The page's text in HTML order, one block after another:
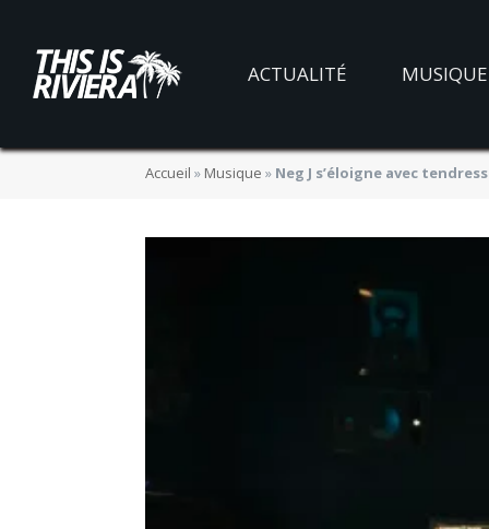
ACTUALITÉ MUSIQUE
Accueil » Musique » Neg J s’éloigne avec